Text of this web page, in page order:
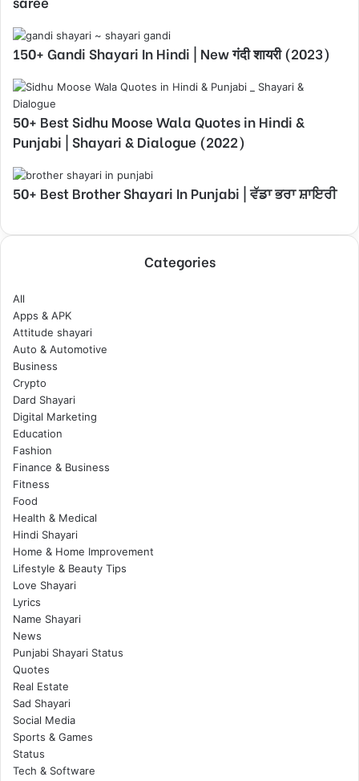
150+ Gandi Shayari In Hindi | New गंदी शायरी (2023)
50+ Best Sidhu Moose Wala Quotes in Hindi &
Punjabi | Shayari & Dialogue (2022)
50+ Best Brother Shayari In Punjabi | ਵੱਡਾ ਭਰਾ ਸ਼ਾਇਰੀ
Categories
All
Apps & APK
Attitude shayari
Auto & Automotive
Business
Crypto
Dard Shayari
Digital Marketing
Education
Fashion
Finance & Business
Fitness
Food
Health & Medical
Hindi Shayari
Home & Home Improvement
Lifestyle & Beauty Tips
Love Shayari
Lyrics
Name Shayari
News
Punjabi Shayari Status
Quotes
Real Estate
Sad Shayari
Social Media
Sports & Games
Status
Tech & Software